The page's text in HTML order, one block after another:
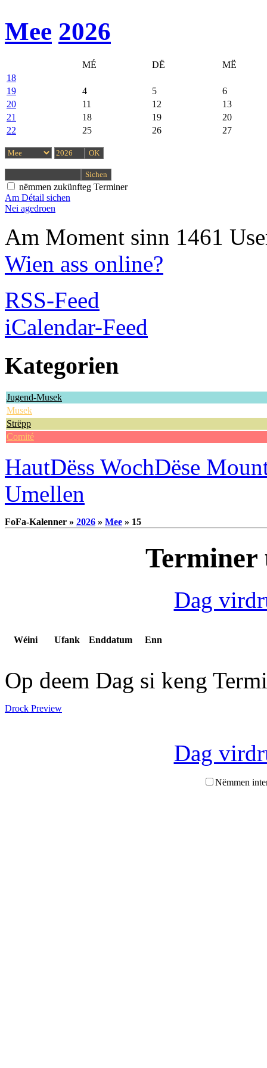
Mee 2026
MÉ DË
MË
18
19
4 5
6
20
11 12
13
21
18 19
20
22
25 26 27
nëmmen zukünfteg Terminer
Am Détail sichen
Nei agedroen
Am Moment sinn 1461
Wien ass online?
RSS-Feed
iCalendar-Feed
Kategorien
Jugend-Musek
Musek
Strëpp
Comité
HautDëss WochDëse
Umellen
FoFa-Kalenner » 2026 » Mee » 15
Terminer
Dag
Wéini Ufank Enddatum Enn
Op deem Dag si keng
Drock Preview
Dag
Nëmmen